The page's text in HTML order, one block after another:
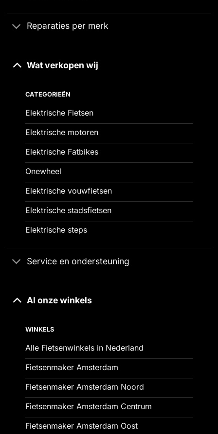
Reparaties per merk
Wat verkopen wij
CATEGORIEËN
Elektrische Fietsen
Elektrische motoren
Elektrische Fatbikes
Onewheel
Elektrische vouwfietsen
Elektrische stadsfietsen
Elektrische steps
Service en ondersteuning
Al onze winkels
WINKELS
Alle Fietsenwinkels in Nederland
Fietsenmaker Amsterdam
Fietsenmaker Amsterdam Noord
Fietsenmaker Amsterdam Centrum
Fietsenmaker Amsterdam Oost